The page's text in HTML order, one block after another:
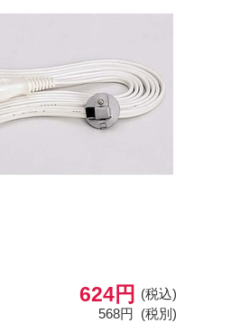
624円
(税込)
568円 (税別)